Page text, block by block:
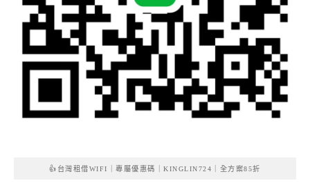
👍台灣租借WIFI｜專屬優惠碼｜KINGLIN724｜全方案85折